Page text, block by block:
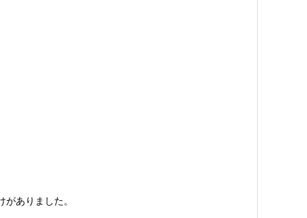
ありました。